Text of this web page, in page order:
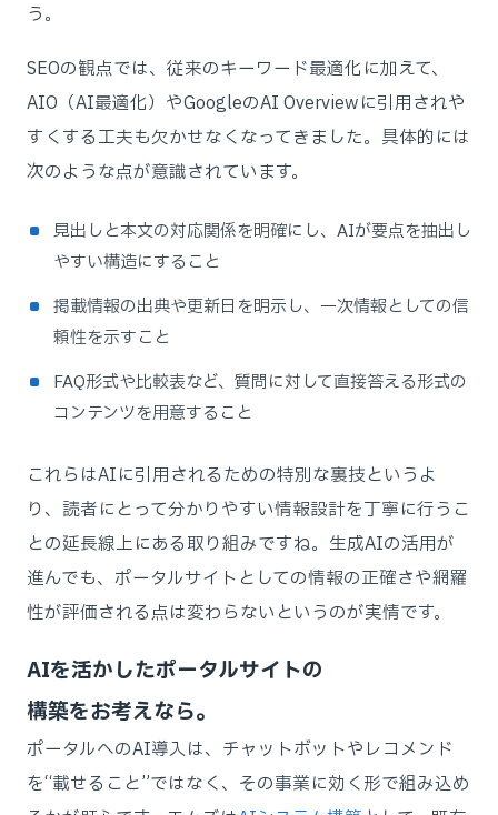
う。
SEOの観点では、従来のキーワード最適化に加えて、
AIO（AI最適化）やGoogleのAI Overviewに引用されや
すくする工夫も欠かせなくなってきました。具体的には
次のような点が意識されています。
見出しと本文の対応関係を明確にし、AIが要点を抽出し
やすい構造にすること
掲載情報の出典や更新日を明示し、一次情報としての信
頼性を示すこと
FAQ形式や比較表など、質問に対して直接答える形式の
コンテンツを用意すること
これらはAIに引用されるための特別な裏技というよ
り、読者にとって分かりやすい情報設計を丁寧に行うこ
との延長線上にある取り組みですね。生成AIの活用が
進んでも、ポータルサイトとしての情報の正確さや網羅
性が評価される点は変わらないというのが実情です。
AIを活かしたポータルサイトの
構築をお考えなら。
ポータルへのAI導入は、チャットボットやレコメンド
を“載せること”ではなく、その事業に効く形で組み込め